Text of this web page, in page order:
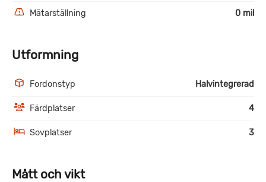
Mätarställning 0 mil
Utformning
Fordonstyp Halvintegrerad
Färdplatser 4
Sovplatser 3
Mått och vikt